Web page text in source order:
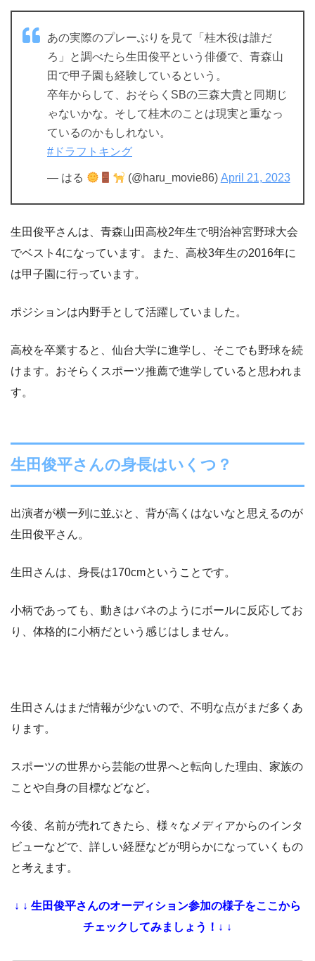
あの実際のプレーぶりを見て「桂木役は誰だ
ろ」と調べたら生田俊平という俳優で、青森山
田で甲子園も経験しているという。
卒年からして、おそらくSBの三森大貴と同期じ
ゃないかな。そして桂木のことは現実と重なっ
ているのかもしれない。
#ドラフトキング
— はる (@haru_movie86) April 21, 2023
生田俊平さんは、青森山田高校2年生で明治神宮野球大会
でベスト4になっています。また、高校3年生の2016年に
は甲子園に行っています。
ポジションは内野手として活躍していました。
高校を卒業すると、仙台大学に進学し、そこでも野球を続
けます。おそらくスポーツ推薦で進学していると思われま
す。
生田俊平さんの身長はいくつ？
出演者が横一列に並ぶと、背が高くはないなと思えるのが
生田俊平さん。
生田さんは、身長は170cmということです。
小柄であっても、動きはバネのようにボールに反応してお
り、体格的に小柄だという感じはしません。
生田さんはまだ情報が少ないので、不明な点がまだ多くあ
ります。
スポーツの世界から芸能の世界へと転向した理由、家族の
ことや自身の目標などなど。
今後、名前が売れてきたら、様々なメディアからのインタ
ビューなどで、詳しい経歴などが明らかになっていくもの
と考えます。
↓ ↓ 生田俊平さんのオーディション参加の様子をここから
チェックしてみましょう！↓ ↓